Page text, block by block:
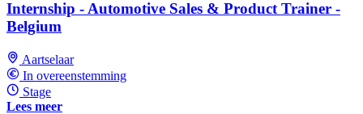
Internship - Automotive Sales & Product Trainer -
Belgium
Aartselaar
In overeenstemming
Stage
Lees meer